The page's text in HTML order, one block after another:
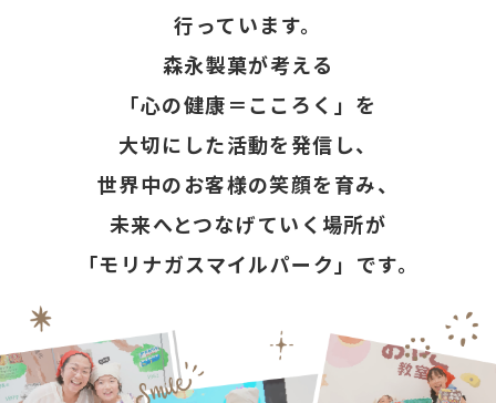
行っています。
森永製菓が考える
「心の健康＝こころく」を
大切にした活動を発信し、
世界中のお客様の笑顔を育み、
未来へとつなげていく場所が
「モリナガスマイルパーク」です。